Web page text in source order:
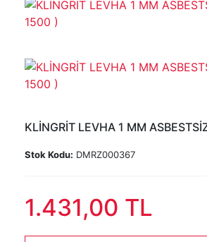
KLİNGRİT LEVHA 1 MM
Stok Kodu: DMRZ000367
1.431,00 TL